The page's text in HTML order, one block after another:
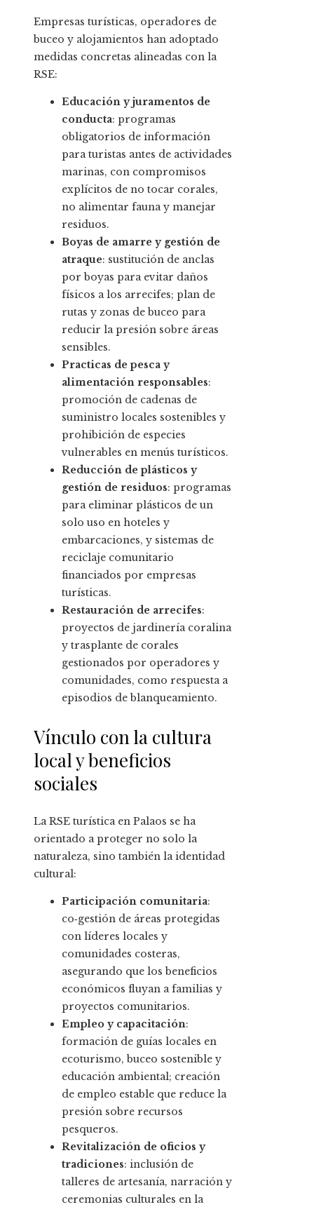
Empresas turísticas, operadores de
buceo y alojamientos han adoptado
medidas concretas alineadas con la
RSE:
Educación y juramentos de
conducta: programas
obligatorios de información
para turistas antes de actividades
marinas, con compromisos
explícitos de no tocar corales,
no alimentar fauna y manejar
residuos.
Boyas de amarre y gestión de
atraque: sustitución de anclas
por boyas para evitar daños
físicos a los arrecifes; plan de
rutas y zonas de buceo para
reducir la presión sobre áreas
sensibles.
Practicas de pesca y
alimentación responsables:
promoción de cadenas de
suministro locales sostenibles y
prohibición de especies
vulnerables en menús turísticos.
Reducción de plásticos y
gestión de residuos: programas
para eliminar plásticos de un
solo uso en hoteles y
embarcaciones, y sistemas de
reciclaje comunitario
financiados por empresas
turísticas.
Restauración de arrecifes:
proyectos de jardinería coralina
y trasplante de corales
gestionados por operadores y
comunidades, como respuesta a
episodios de blanqueamiento.
Vínculo con la cultura
local y beneficios
sociales
La RSE turística en Palaos se ha
orientado a proteger no solo la
naturaleza, sino también la identidad
cultural:
Participación comunitaria:
co‑gestión de áreas protegidas
con líderes locales y
comunidades costeras,
asegurando que los beneficios
económicos fluyan a familias y
proyectos comunitarios.
Empleo y capacitación:
formación de guías locales en
ecoturismo, buceo sostenible y
educación ambiental; creación
de empleo estable que reduce la
presión sobre recursos
pesqueros.
Revitalización de oficios y
tradiciones: inclusión de
talleres de artesanía, narración y
ceremonias culturales en la